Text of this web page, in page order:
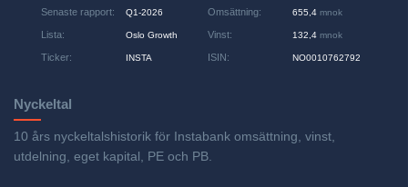
Senaste rapport: Q1-2026
Lista: Oslo Growth
Ticker: INSTA
Omsättning: 655,4 mnok
Vinst: 132,4 mnok
ISIN: NO0010762792
Nyckeltal
10 års nyckeltalshistorik för Instabank omsättning, vinst,
utdelning, eget kapital, PE och PB.